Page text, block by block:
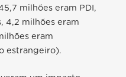
milhões eram PDI,
4,2 milhões eram
eram
estrangeiro).